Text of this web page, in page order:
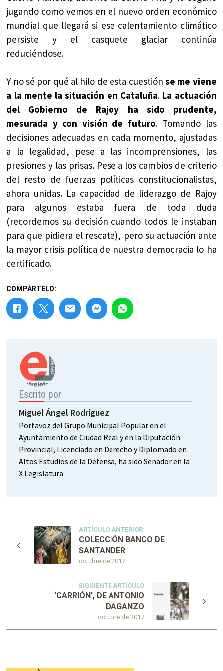
jugando como vemos en el nuevo orden económico
mundial que llegará si ese calentamiento climático
persiste y el casquete glaciar continúa
reduciéndose.
Y no sé por qué al hilo de esta cuestión se me viene
a la mente la situación en Cataluña. La actuación
del Gobierno de Rajoy ha sido prudente,
mesurada y con visión de futuro. Tomando las
decisiones adecuadas en cada momento, ajustadas
a la legalidad, pese a las incomprensiones, las
presiones y las prisas. Pese a los cambios de criterio
del resto de fuerzas políticas constitucionalistas,
ahora unidas. La capacidad de liderazgo de Rajoy
para algunos estaba fuera de toda duda
(recordemos su decisión cuando todos le instaban
para que pidiera el rescate), pero su actuación ante
la mayor crisis política de nuestra democracia lo ha
certificado.
COMPÁRTELO:
Escrito por
Miguel Ángel Rodríguez
Portavoz del Grupo Municipal Popular en el
Ayuntamiento de Ciudad Real y en la Diputación
Provincial, Licenciado en Derecho y Diplomado en
Altos Estudios de la Defensa, ha sido Senador en la
X Legislatura
ARTÍCULO ANTERIOR
octubre de 2017
COLECCIÓN BANCO DE
SANTANDER
SIGUIENTE ARTÍCULO
octubre de 2017
‘CARRIÓN’, DE ANTONIO
DAGANZO